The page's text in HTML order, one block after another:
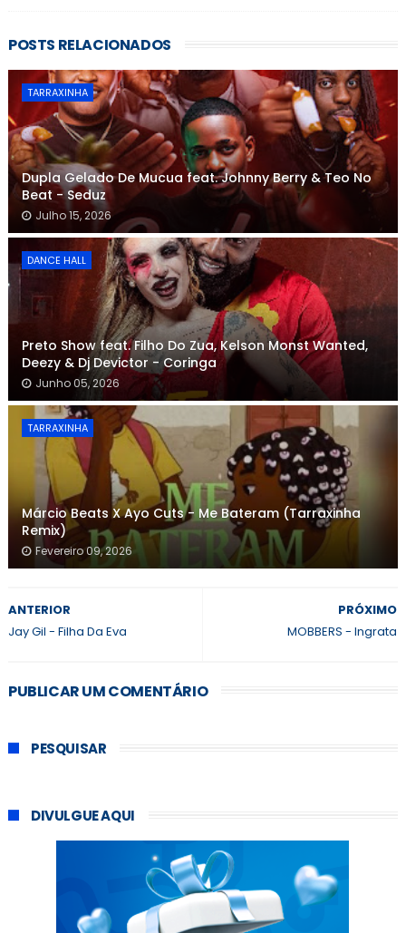
POSTS RELACIONADOS
TARRAXINHA
Dupla Gelado De Mucua feat. Johnny Berry & Teo No
Beat - Seduz
Julho 15, 2026
DANCE HALL
Preto Show feat. Filho Do Zua, Kelson Monst Wanted,
Deezy & Dj Devictor - Coringa
Junho 05, 2026
TARRAXINHA
Márcio Beats X Ayo Cuts - Me Bateram (Tarraxinha
Remix)
Fevereiro 09, 2026
PRÓXIMO
MOBBERS - Ingrata
ANTERIOR
Jay Gil - Filha Da Eva
PUBLICAR UM COMENTÁRIO
PESQUISAR
DIVULGUE AQUI